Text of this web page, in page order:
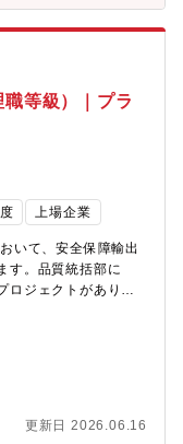
びその業務改善を主
わる知識も備えてい
億円、営業利益
年5月11日発表）
に貢献して得た利
イヤーマネジメン
、交渉、発注関連
た場合※航空エンジ
とからも、供給が
のため、バイイング
に、如何に量産品を
なミッションとな
大が見込まれます。
ダイナミックな調達
の魅力】IHIは日本の
んどのエンジン整備
術を生かした各種エ
空エンジンのメン
す。世界中の人が乗
コアタイム無しのフ
回程度を想定してお
～２回／年程度発生
職等級）｜プラ
上場企業
いて、安全保障輸出
す。品質統括部に
ロジェクトがあり、
以上の国・地域で事
支えるため、安全保
を正しく理解しつつ
」の両立を導くナビ
ル・プロセスづくり
更新日 2026.06.16